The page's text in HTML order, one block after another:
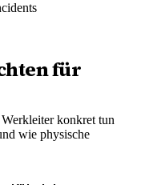
für
konkret tun
wie physische